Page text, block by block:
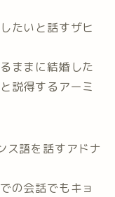
たいと話すザヒ
ままに結婚した
説得するアーミ
ス語を話すアドナ
の会話でもキョ